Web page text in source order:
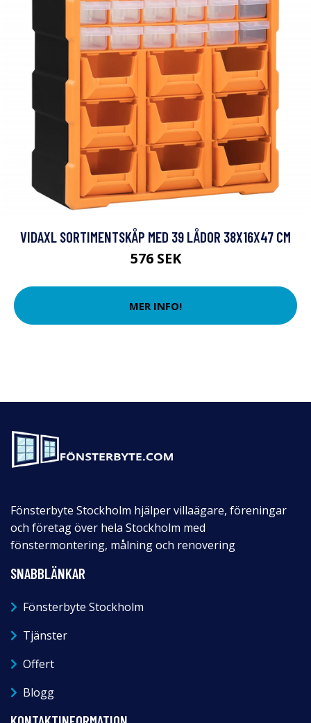
VIDAXL SORTIMENTSKÅP MED 39 LÅDOR 38X16X47 CM
576 SEK
MER INFO!
Fönsterbyte Stockholm hjälper villaägare, föreningar
och företag över hela Stockholm med
fönstermontering, målning och renovering
SNABBLÄNKAR
Fönsterbyte Stockholm
Tjänster
Offert
Blogg